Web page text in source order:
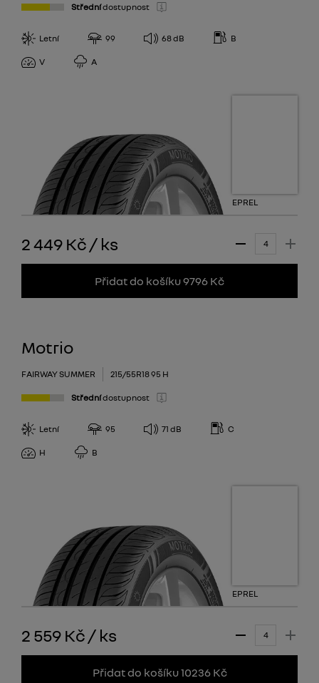
Střednídostupnost
Letní 99 68dB B
V A
EPREL
2 449 Kč / ks
Přidat do košíku 9796 Kč
Motrio
FAIRWAY SUMMER 215/55R18 95 H
Střednídostupnost
Letní 95 71 dB C
H B
EPREL
2 559 Kč / ks
Přidat do košíku 10236 Kč